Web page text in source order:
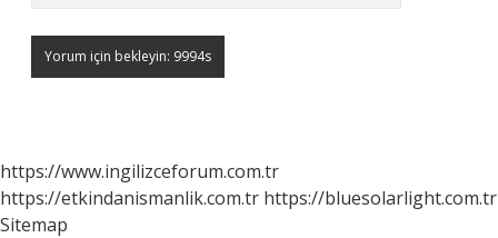
https://www.ingilizceforum.com.tr
https://etkindanismanlik.com.tr https://bluesolarlight.com.tr
Sitemap